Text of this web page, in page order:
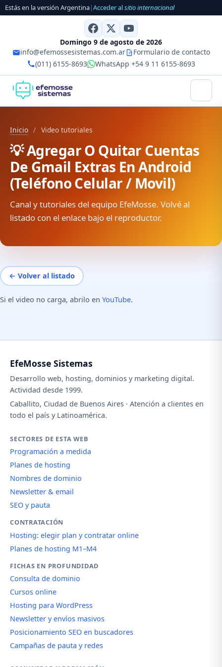
Estás en la versión Argentina|Acceder alsitio internacional
Domingo 9 de agosto de 2026
info@efemossesistemas.com.ar
Formulario de contacto
(011) 6155-8693
WhatsApp +54 9 11 6155-8693
Inicio / Video tutoriales
💡 Agregar O Quitar Cuentas
De Gmail Extras En Android
(Teléfono Celular / Movil)
Canal y tutoriales del equipo EfeMosse. Volvé al
listado con el enlace bajo el reproductor.
← Volver al listado
Si el video no carga, abrilo en YouTube.
EfeMosse Sistemas
Desarrollo web, hosting, dominios y marketing digital.
Actividad desde 1999.
Caballito, Ciudad de Buenos Aires · Atención a clientes en
todo el país y Latinoamérica.
SECTORES DE ESTA WEB
Programación a medida
Planes de hosting
Nombres de dominio
Newsletter & email
SEO y pauta
CONTRATACIÓN
Hosting: elegir plan y contratar online
Planes de hosting M1–M4
FICHAS EN PROFUNDIDAD
Consulta de dominio
Cursos online
Hosting para WordPress
Newsletter y envíos masivos
Posicionamiento SEO en buscadores
Campañas de pauta y redes